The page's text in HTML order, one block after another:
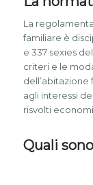
La
familiare è
e 337 sexies
criteri e le
agli interessi
risvolti
Quali